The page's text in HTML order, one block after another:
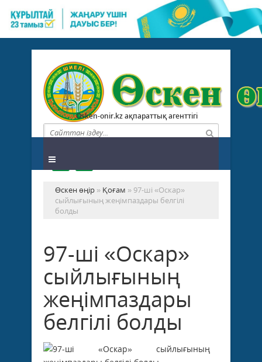
Osken-onir.kz ақпараттық агенттігі
Өскен өңір » Қоғам » 97-ші «Оскар»
сыйлығының жеңімпаздары белгілі
болды
97-ші «Оскар»
сыйлығының
жеңімпаздары
белгілі болды